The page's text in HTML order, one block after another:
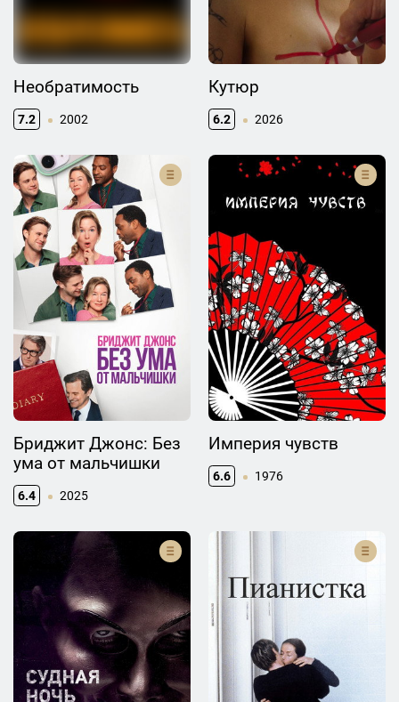
Необратимость
7.2 2002
Кутюр
6.2 2026
Бриджит Джонс: Без
ума от мальчишки
6.4 2025
Империя чувств
6.6 1976